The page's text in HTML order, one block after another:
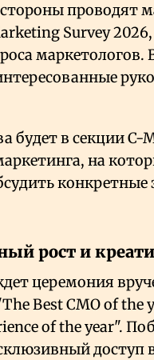
проводят
Survey
маркетологов.
будет в секции C-
на
конкретные
рост и
церемония
Best CMO of the
of the year".
доступ